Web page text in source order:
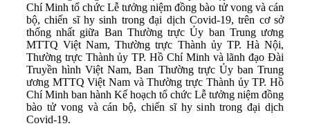
Chí Minh tổ chức Lễ tưởng niệm đồng bào tử vong và cán
bộ, chiến sĩ hy sinh trong đại dịch Covid-19, trên cơ sở
thống nhất giữa Ban Thường trực Ủy ban Trung ương
MTTQ Việt Nam, Thường trực Thành ủy TP. Hà Nội,
Thường trực Thành ủy TP. Hồ Chí Minh và lãnh đạo Đài
Truyền hình Việt Nam, Ban Thường trực Ủy ban Trung
ương MTTQ Việt Nam và Thường trực Thành ủy TP. Hồ
Chí Minh ban hành Kế hoạch tổ chức Lễ tưởng niệm đồng
bào tử vong và cán bộ, chiến sĩ hy sinh trong đại dịch
Covid-19.